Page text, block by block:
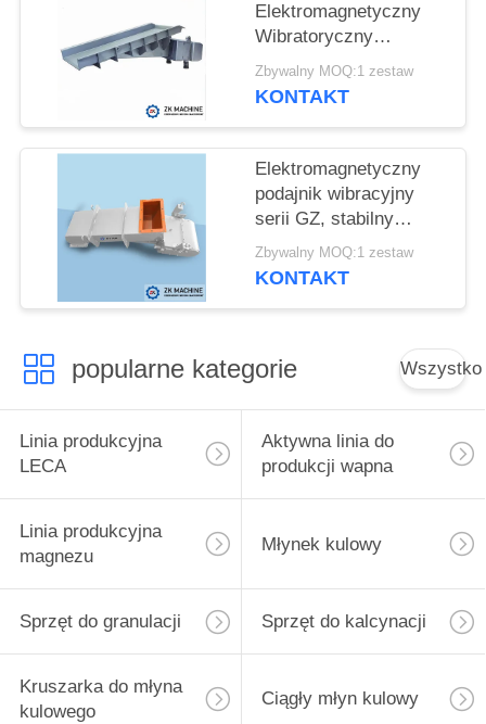
PRYWATNOŚCI
Elektromagnetyczny
Wibratoryczny
Podsycacz, Stabilny
bieg Silna siła wibracja
Zbywalny MOQ:1 zestaw
KONTAKT
Elektromagnetyczny
podajnik wibracyjny
serii GZ, stabilny
podajnik wibracyjny do
metalurgii
Zbywalny MOQ:1 zestaw
KONTAKT
popularne kategorie Wszystko
Linia produkcyjna
LECA
Aktywna linia do
produkcji wapna
Linia produkcyjna
magnezu
Młynek kulowy
Sprzęt do granulacji Sprzęt do kalcynacji
Kruszarka do młyna
kulowego
Ciągły młyn kulowy